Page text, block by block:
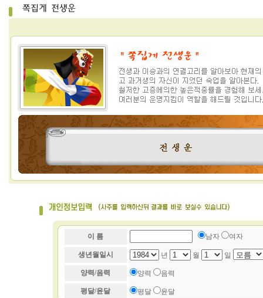
이 름
생년월일시
양력/음력
평달/윤달
남자 여자
년 월 일
양력 음력
평달 윤달